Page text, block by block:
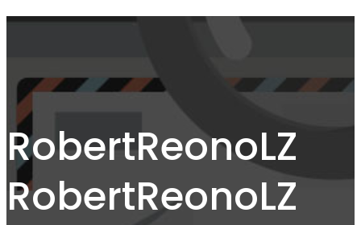
RobertReonoLZ
RobertReonoLZ